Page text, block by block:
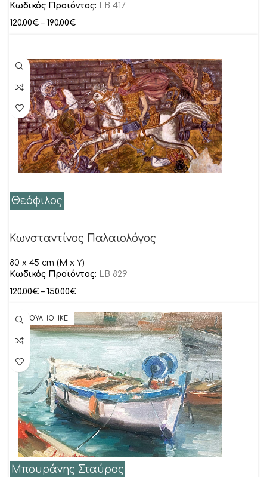
Κωδικός Προϊόντος: LB 417
120.00€ – 190.00€
Θεόφιλος
Κωνσταντίνος Παλαιολόγος
80 x 45 cm (M x Y)
Κωδικός Προϊόντος: LB 829
120.00€ – 150.00€
ΠΟΥΛΗΘΗΚΕ
Μπουράνης Σταύρος